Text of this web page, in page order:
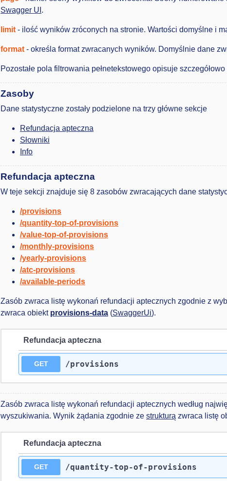
Swagger UI .
limit - ilość wyników zróconych na stronie. Wartości domyślne i
format - określa format zwracanych wyników. Domyślnie dane
Pozostałe pola filtrowania pełnetekstowego opisuje
Zasoby
Dane statystyczne zostały podzielone na trzy główne sekcje
Refundacja apteczna
Słowniki
Info
Refundacja apteczna
W teje sekcji znajduje się 8 zasobów zwracających dane
/provisions
/quantity-top-of-provisions
/value-top-of-provisions
/monthly-provisions
/yearly-provisions
/atc-provisions
/available-periods
Zasób zwraca listę wykonań refundacji aptecznych zgodnie z
zwraca obiekt provisions-data (SwaggerUi).
Refundacja apteczna
GET /provisions
Zasób zwraca listę wykonań refundacji aptecznych według
wyszukiwania. Wynik żądania zgodnie ze strukturą zwraca listę
Refundacja apteczna
GET /quantity-top-of-provisions